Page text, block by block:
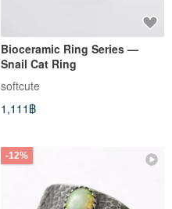
Bioceramic Ring Series —
Snail Cat Ring
softcute
1,111฿
-12%